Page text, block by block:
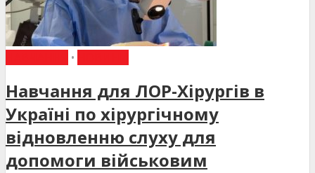
•
Навчання для ЛОР-Хірургів в
Україні по хірургічному
відновленню слуху для
допомоги військовим